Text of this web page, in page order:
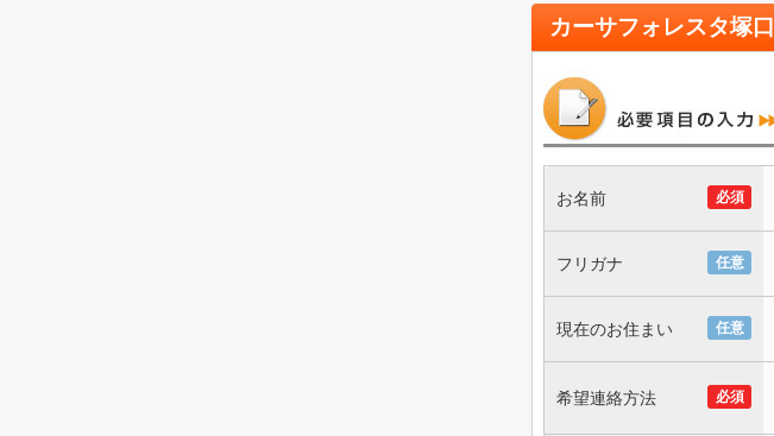
カーサフォレスタ塚口
必須
お名前
任意
フリガナ
任意
現在のお住まい
必須
希望連絡方法